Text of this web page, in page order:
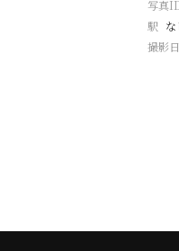
写真
駅 な
撮影日